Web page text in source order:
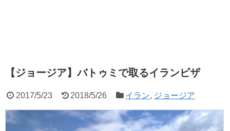
【ジョージア】バトゥミで取るイランビザ
2017/5/23 2018/5/26 イラン, ジョージア